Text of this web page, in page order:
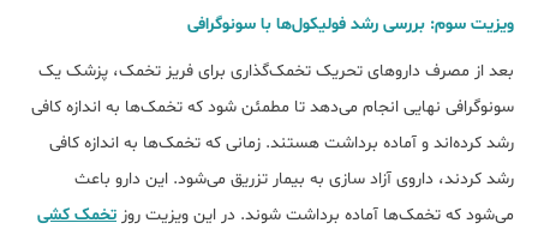
ویزیت سوم: بررسی رشد فولیکول‌ها با سونوگرافی
بعد از مصرف داروهای تحریک تخمک‌گذاری برای فریز تخمک، پزشک یک
سونوگرافی نهایی انجام می‌دهد تا مطمئن شود که تخمک‌ها به اندازه کافی
رشد کرده‌اند و آماده برداشت هستند. زمانی که تخمک‌ها به اندازه کافی
رشد کردند، داروی آزاد سازی به بیمار تزریق می‌شود. این دارو باعث
می‌شود که تخمک‌ها آماده برداشت شوند. در این ویزیت روز تخمک کشی